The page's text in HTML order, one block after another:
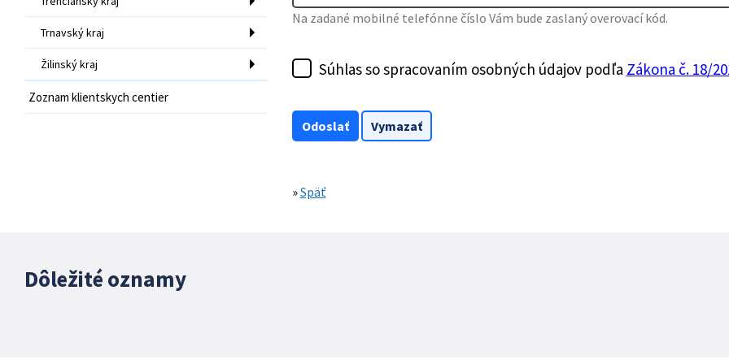
Trnavský kraj
Žilinský kraj
Zoznam klientskych centier
Na zadané mobilné telefónne číslo Vám bude zaslaný overovací kód.
Súhlas so spracovaním osobných údajov podľa Zákona č. 18/
»Späť
Dôležité oznamy